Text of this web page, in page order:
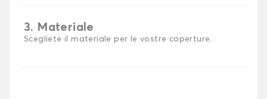
3. Materiale
Scegliete il materiale per le vostre coperture.